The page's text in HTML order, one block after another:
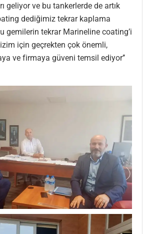
geliyor ve bu tankerlerde de artık
dediğimiz tekrar kaplama
gemilerin tekrar Marineline coating’i
için geçrekten çok önemli,
ve firmaya güveni temsil ediyor’’